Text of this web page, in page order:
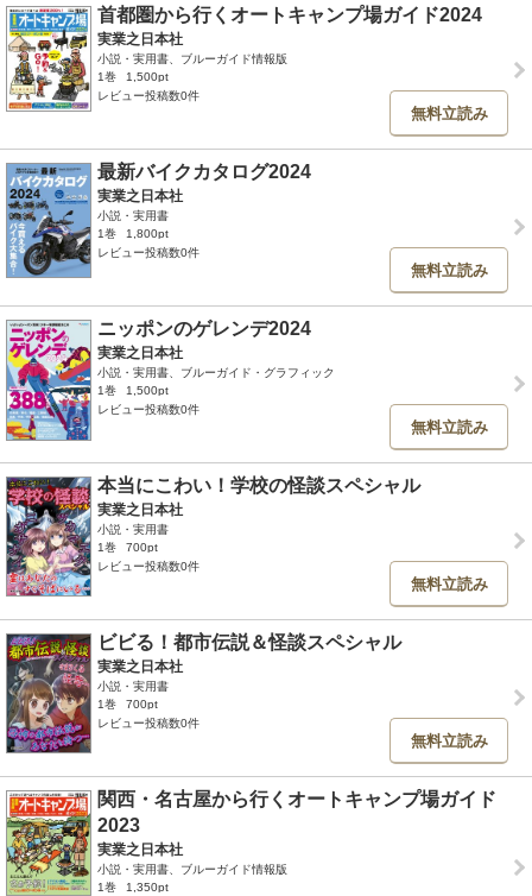
首都圏から行くオートキャンプ場ガイド2024
実業之日本社
小説・実用書、ブルーガイド情報版
1巻
1,500pt
レビュー投稿数0件
無料立読み
最新バイクカタログ2024
実業之日本社
小説・実用書
1巻
1,800pt
レビュー投稿数0件
無料立読み
ニッポンのゲレンデ2024
実業之日本社
小説・実用書、ブルーガイド・グラフィック
1巻
1,500pt
レビュー投稿数0件
無料立読み
本当にこわい！学校の怪談スペシャル
実業之日本社
小説・実用書
1巻
700pt
レビュー投稿数0件
無料立読み
ビビる！都市伝説＆怪談スペシャル
実業之日本社
小説・実用書
1巻
700pt
レビュー投稿数0件
無料立読み
関西・名古屋から行くオートキャンプ場ガイド
2023
実業之日本社
小説・実用書、ブルーガイド情報版
1巻
1,350pt